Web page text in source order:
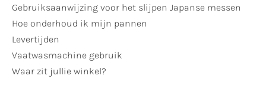
Gebruiksaanwijzing voor het slijpen Japanse messen
Hoe onderhoud ik mijn pannen
Levertijden
Vaatwasmachine gebruik
Waar zit jullie winkel?